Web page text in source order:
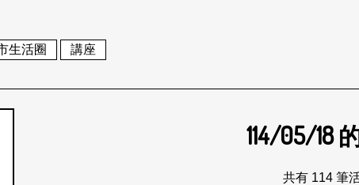
生活圈 講座
114/05/18
共有 114 筆